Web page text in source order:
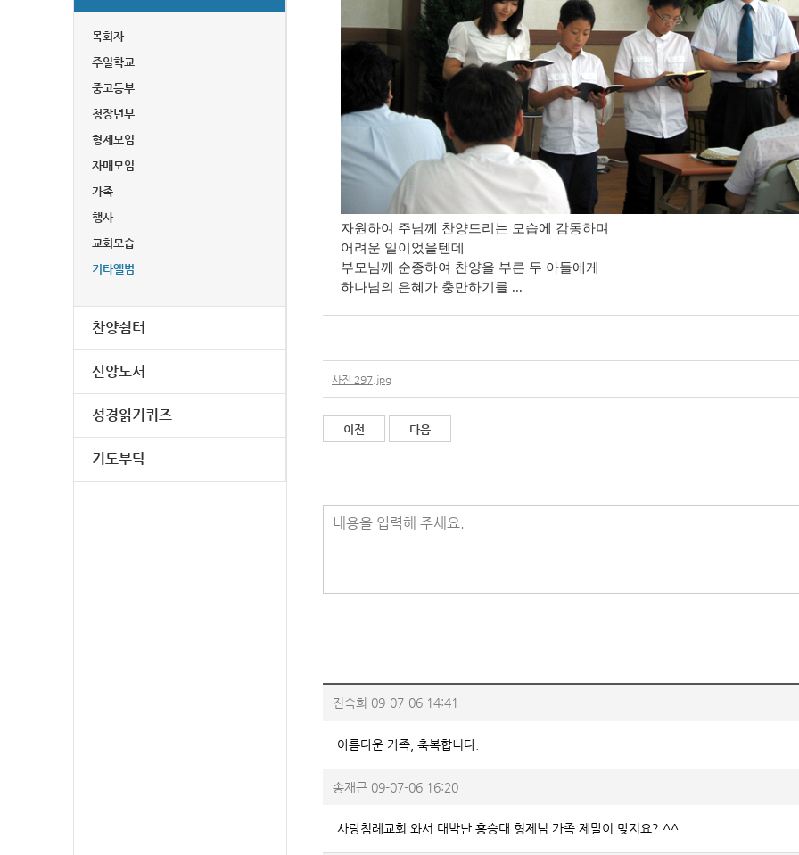
목회자
주일학교
중고등부
청장년부
형제모임
자매모임
가족
행사
교회모습
기타앨범
찬양쉼터
신앙도서
성경읽기퀴즈
기도부탁
자원하여 주님께 찬양드리는 모습에 감동하며
어려운 일이었을텐데
부모님께 순종하여 찬양을 부른 두 아들에게
하나님의 은혜가 충만하기를 ...
사진 297.jpg
이전 다음
내용을 입력해 주세요.
진숙희 09-07-06 14:41
아름다운 가족, 축복합니다.
송재근 09-07-06 16:20
사랑침례교회 와서 대박난 홍승대 형제님 가족 제말이 맞지요? ^^